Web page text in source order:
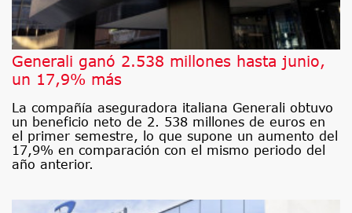
Generali ganó 2.538 millones hasta junio,
un 17,9% más
La compañía aseguradora italiana Generali obtuvo
un beneficio neto de 2. 538 millones de euros en
el primer semestre, lo que supone un aumento del
17,9% en comparación con el mismo periodo del
año anterior.